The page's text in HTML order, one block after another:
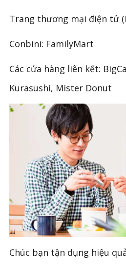
Trang thương mại điện tử
Conbini: FamilyMart
Các cửa hàng liên kết:
Kurasushi, Mister Donut
Chúc bạn tận dụng hiệu